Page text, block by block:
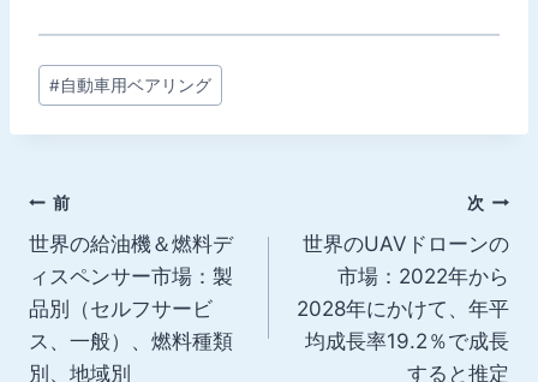
投
稿
タ
#自動車用ベアリング
投
稿
ナ
ビ
前
世界の給油機＆燃料デ
ィスペンサー市場：製
品別（セルフサービ
ス、一般）、燃料種類
別、地域別
次
世界のUAVドローンの
市場：2022年から
2028年にかけて、年平
均成長率19.2％で成長
すると推定